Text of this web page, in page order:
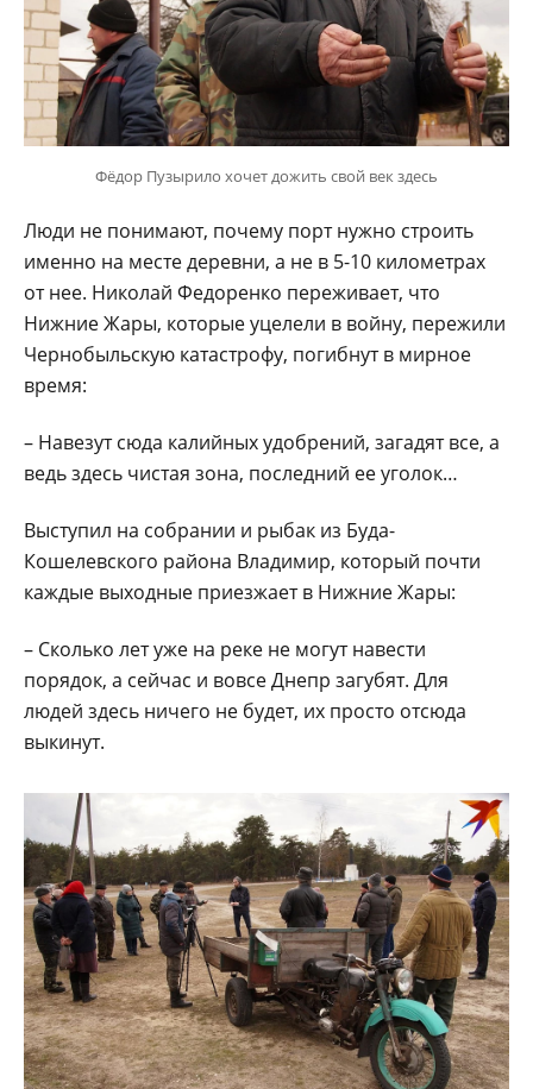
Фёдор Пузырило хочет дожить свой век здесь
Люди не понимают, почему порт нужно строить
именно на месте деревни, а не в 5-10 километрах
от нее. Николай Федоренко переживает, что
Нижние Жары, которые уцелели в войну, пережили
Чернобыльскую катастрофу, погибнут в мирное
время:
– Навезут сюда калийных удобрений, загадят все, а
ведь здесь чистая зона, последний ее уголок…
Выступил на собрании и рыбак из Буда-
Кошелевского района Владимир, который почти
каждые выходные приезжает в Нижние Жары:
– Сколько лет уже на реке не могут навести
порядок, а сейчас и вовсе Днепр загубят. Для
людей здесь ничего не будет, их просто отсюда
выкинут.